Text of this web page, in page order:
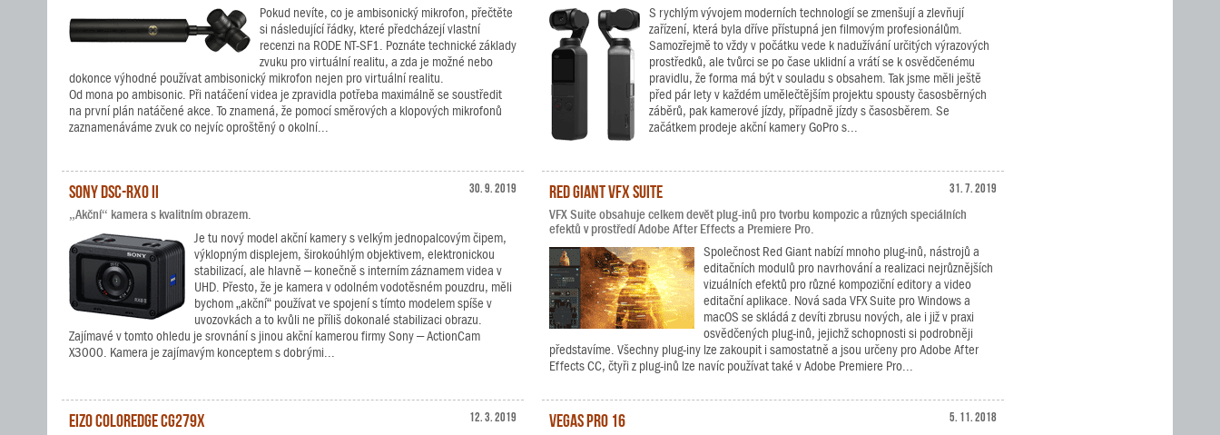
Pokud nevíte, co je ambisonický mikrofon, přečtěte
si následující řádky, které předcházejí vlastní
recenzi na RODE NT-SF1. Poznáte technické základy
zvuku pro virtuální realitu, a zda je možné nebo
dokonce výhodné používat ambisonický mikrofon nejen pro virtuální realitu.
Od mona po ambisonic. Při natáčení videa je zpravidla potřeba maximálně se soustředit
na první plán natáčené akce. To znamená, že pomocí směrových a klopových mikrofonů
zaznamenáváme zvuk co nejvíc oproštěný o okolní...
S rychlým vývojem moderních technologií se zmenšují a zlevňují
zařízení, která byla dříve přístupná jen filmovým profesionálům.
Samozřejmě to vždy v počátku vede k nadužívání určitých výrazových
prostředků, ale tvůrci se po čase uklidní a vrátí se k osvědčenému
pravidlu, že forma má být v souladu s obsahem. Tak jsme měli ještě
před pár lety v každém umělečtějším projektu spousty časosběrných
záběrů, pak kamerové jízdy, případně jízdy s časosběrem. Se
začátkem prodeje akční kamery GoPro s...
30. 9. 2019
Sony DSC-RX0 II
„Akční“ kamera s kvalitním obrazem.
Je tu nový model akční kamery s velkým jednopalcovým čipem,
výklopným displejem, širokoúhlým objektivem, elektronickou
stabilizací, ale hlavně – konečně s interním záznamem videa v
UHD. Přesto, že je kamera v odolném vodotěsném pouzdru, měli
bychom „akční“ používat ve spojení s tímto modelem spíše v
uvozovkách a to kvůli ne příliš dokonalé stabilizaci obrazu.
Zajímavé v tomto ohledu je srovnání s jinou akční kamerou firmy Sony – ActionCam
X3000. Kamera je zajímavým konceptem s dobrými...
31. 7. 2019
Red Giant VFX Suite
VFX Suite obsahuje celkem devět plug-inů pro tvorbu kompozic a různých speciálních
efektů v prostředí Adobe After Effects a Premiere Pro.
Společnost Red Giant nabízí mnoho plug-inů, nástrojů a
editačních modulů pro navrhování a realizaci nejrůznějších
vizuálních efektů pro různé kompoziční editory a video
editační aplikace. Nová sada VFX Suite pro Windows a
macOS se skládá z devíti zbrusu nových, ale i již v praxi
osvědčených plug-inů, jejichž schopnosti si podrobněji
představíme. Všechny plug-iny lze zakoupit i samostatně a jsou určeny pro Adobe After
Effects CC, čtyři z plug-inů lze navíc používat také v Adobe Premiere Pro...
12. 3. 2019
EIZO ColorEdge CG279X 5. 11. 2018
Vegas Pro 16